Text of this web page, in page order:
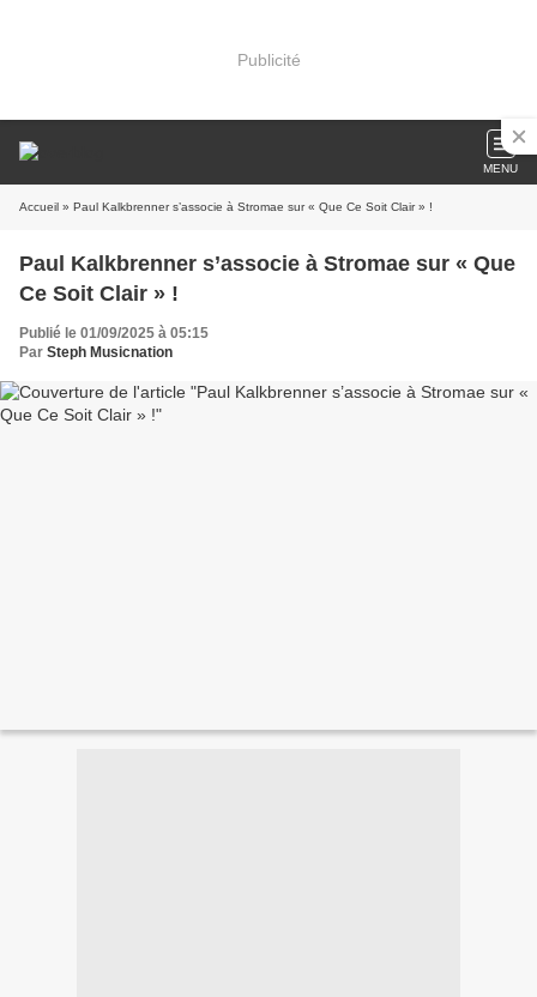
Publicité
MENU
Accueil » Paul Kalkbrenner s’associe à Stromae sur « Que Ce Soit Clair » !
Paul Kalkbrenner s’associe à Stromae sur « Que
Ce Soit Clair » !
Publié le 01/09/2025 à 05:15
Par Steph Musicnation